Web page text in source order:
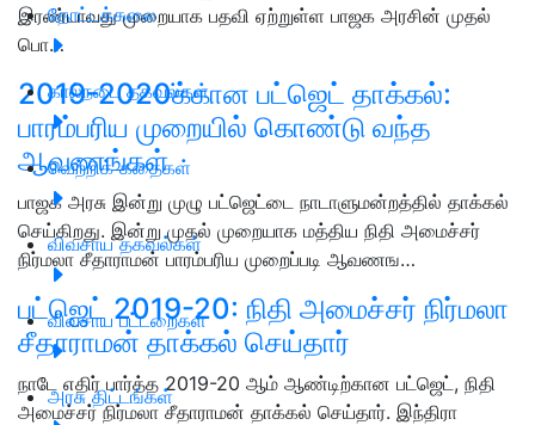
தோட்டக்கலை
கால்நடை தகவல்கள்
வெற்றிக் கதைகள்
விவசாய தகவல்கள்
விவசாய பட்டறைகள்
அரசு திட்டங்கள்
இரண்டாவது முறையாக பதவி ஏற்றுள்ள பாஜக அரசின் முதல்
பொ…
2019-2020க்கான பட்ஜெட் தாக்கல்:
பாரம்பரிய முறையில் கொண்டு வந்த
ஆவணங்கள்
பாஜக அரசு இன்று முழு பட்ஜெட்டை நாடாளுமன்றத்தில் தாக்கல்
செய்கிறது. இன்று முதல் முறையாக மத்திய நிதி அமைச்சர்
நிர்மலா சீதாராமன் பாரம்பரிய முறைப்படி ஆவணங…
பட்ஜெட் 2019-20: நிதி அமைச்சர் நிர்மலா
சீதாராமன் தாக்கல் செய்தார்
நாடே எதிர் பார்த்த 2019-20 ஆம் ஆண்டிற்கான பட்ஜெட், நிதி
அமைச்சர் நிர்மலா சீதாராமன் தாக்கல் செய்தார். இந்திரா